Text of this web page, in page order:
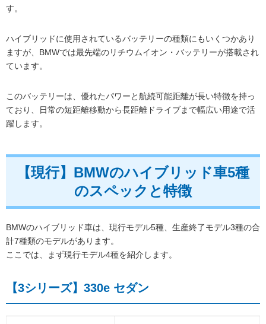
す。
ハイブリッドに使用されているバッテリーの種類にもいくつかあり
ますが、BMWでは最先端のリチウムイオン・バッテリーが搭載され
ています。
このバッテリーは、優れたパワーと航続可能距離が長い特徴を持っ
ており、日常の短距離移動から長距離ドライブまで幅広い用途で活
躍します。
【現行】BMWのハイブリッド車5種
のスペックと特徴
BMWのハイブリッド車は、現行モデル5種、生産終了モデル3種の合
計7種類のモデルがあります。
ここでは、まず現行モデル4種を紹介します。
【3シリーズ】330e セダン